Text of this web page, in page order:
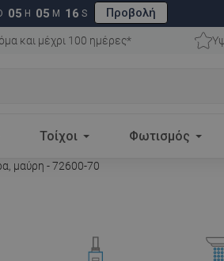
05 H 05 M 15 S Προβολή
και μέχρι 100 ημέρες*
Τοίχοι Φωτισμός
μαύρη - 72600-70